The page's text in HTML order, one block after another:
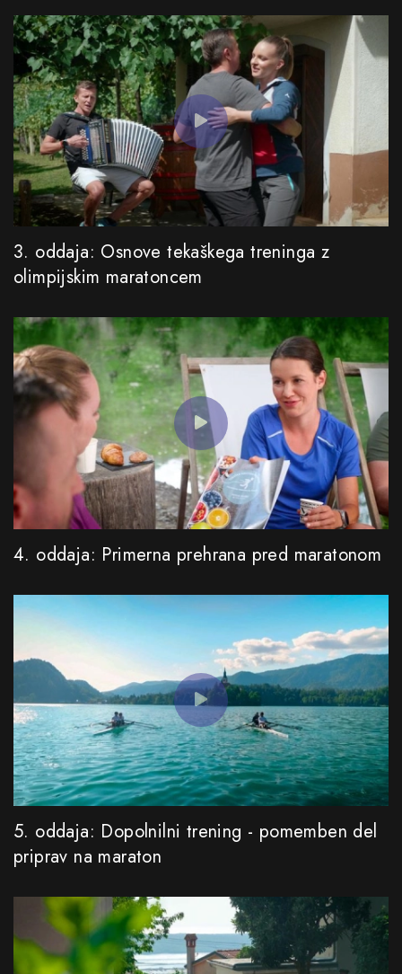
3. oddaja: Osnove tekaškega treninga z
olimpijskim maratoncem
4. oddaja: Primerna prehrana pred maratonom
5. oddaja: Dopolnilni trening - pomemben del
priprav na maraton